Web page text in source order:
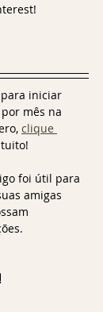
iniciar
mês na
clique
foi útil para
amigas